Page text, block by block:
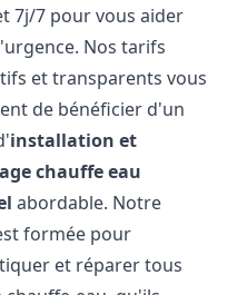
7j/7 pour vous aider
Nos tarifs
et transparents vous
de bénéficier d'un
installation et
chauffe eau
abordable. Notre
formée pour
et réparer tous